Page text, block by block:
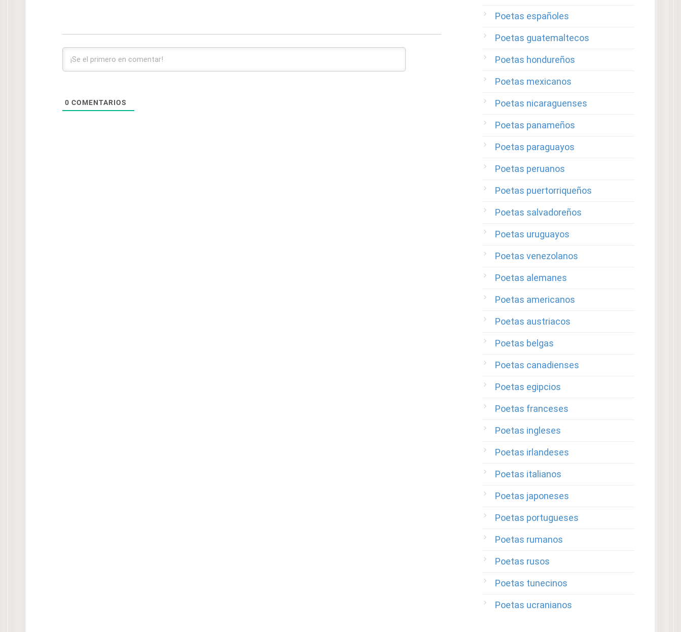
0 COMENTARIOS
Poetas españoles
Poetas guatemaltecos
Poetas hondureños
Poetas mexicanos
Poetas nicaraguenses
Poetas panameños
Poetas paraguayos
Poetas peruanos
Poetas puertorriqueños
Poetas salvadoreños
Poetas uruguayos
Poetas venezolanos
Poetas alemanes
Poetas americanos
Poetas austriacos
Poetas belgas
Poetas canadienses
Poetas egipcios
Poetas franceses
Poetas ingleses
Poetas irlandeses
Poetas italianos
Poetas japoneses
Poetas portugueses
Poetas rumanos
Poetas rusos
Poetas tunecinos
Poetas ucranianos